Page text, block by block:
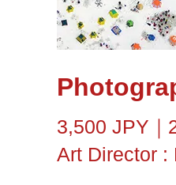
3,500 JPY｜
Art Director :